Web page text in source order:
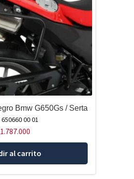
Bmw G650Gs / Serta
650660 00 01
1.787.000
al carrito